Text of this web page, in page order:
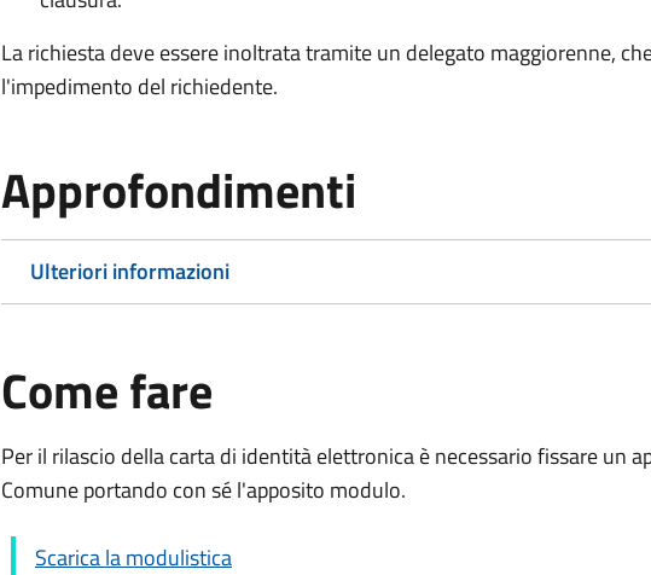
La richiesta deve essere inoltrata tramite un delegato maggiorenne,
l'impedimento del richiedente.
Approfondimenti
Ulteriori informazioni
Come fare
Per il rilascio della carta di identità elettronica è necessario fissare un
Comune portando con sé l'apposito modulo.
Scarica la modulistica